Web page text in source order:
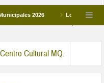
2026 Los Campus de
Centro Cultural MQ.